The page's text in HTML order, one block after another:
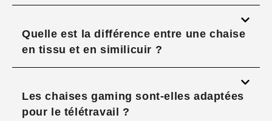
Quelle est la différence entre une chaise
en tissu et en similicuir ?
Les chaises gaming sont-elles adaptées
pour le télétravail ?